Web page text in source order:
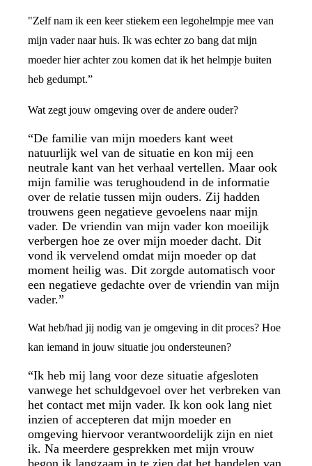
"Zelf nam ik een keer stiekem een legohelmpje mee van
mijn vader naar huis. Ik was echter zo bang dat mijn
moeder hier achter zou komen dat ik het helmpje buiten
heb gedumpt.”
Wat zegt jouw omgeving over de andere ouder?
“De familie van mijn moeders kant weet
natuurlijk wel van de situatie en kon mij een
neutrale kant van het verhaal vertellen. Maar ook
mijn familie was terughoudend in de informatie
over de relatie tussen mijn ouders. Zij hadden
trouwens geen negatieve gevoelens naar mijn
vader. De vriendin van mijn vader kon moeilijk
verbergen hoe ze over mijn moeder dacht. Dit
vond ik vervelend omdat mijn moeder op dat
moment heilig was. Dit zorgde automatisch voor
een negatieve gedachte over de vriendin van mijn
vader.”
Wat heb/had jij nodig van je omgeving in dit proces? Hoe
kan iemand in jouw situatie jou ondersteunen?
“Ik heb mij lang voor deze situatie afgesloten
vanwege het schuldgevoel over het verbreken van
het contact met mijn vader. Ik kon ook lang niet
inzien of accepteren dat mijn moeder en
omgeving hiervoor verantwoordelijk zijn en niet
ik. Na meerdere gesprekken met mijn vrouw
begon ik langzaam in te zien dat het handelen van